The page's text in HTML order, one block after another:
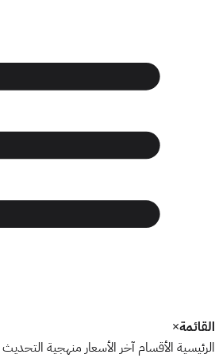
القائمة×
الرئيسية الأقسام آخر الأسعار منهجية التحديث